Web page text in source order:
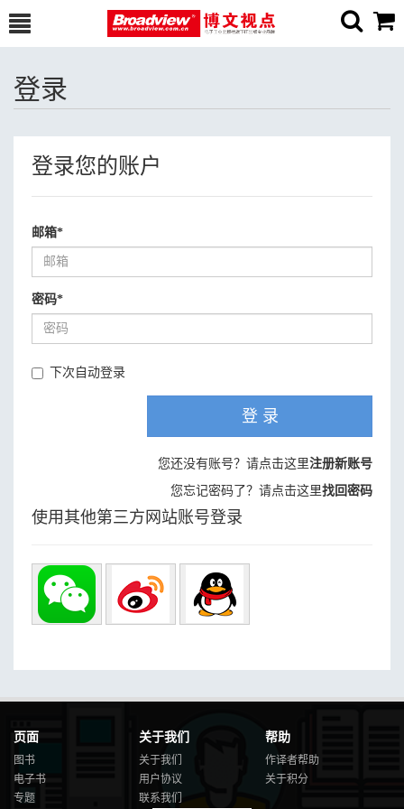
登录
登录您的账户
邮箱*
密码*
下次自动登录
登 录
您还没有账号？请点击这里注册新账号
您忘记密码了？请点击这里找回密码
使用其他第三方网站账号登录
页面
图书
电子书
专题
关于我们
关于我们
用户协议
联系我们
帮助
作译者帮助
关于积分